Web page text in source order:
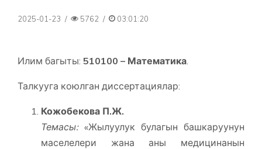
2025-01-23 / 5762 / 03:01:20
Илим багыты: 510100 – Математика.
Талкууга коюлган диссертациялар:
Кожобекова П.Ж.
Темасы:«Жылуулук булагын башкаруунун
маселелери жана аны медицинанын